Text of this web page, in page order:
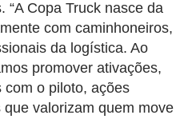
“A Copa Truck nasce da
com caminhoneiros,
da logística. Ao
promover ativações,
com o piloto, ações
valorizam quem move